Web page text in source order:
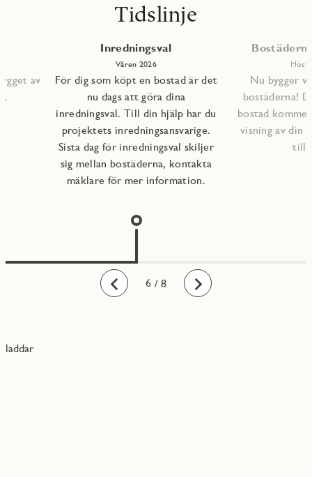
Tidslinje
Bakåt
av
Inredningsval
Våren 2026
För dig som köpt en bostad är det
nu dags att göra dina
inredningsval. Till din hjälp har du
projektets inredningsansvarige.
Sista dag för inredningsval skiljer
sig mellan bostäderna, kontakta
mäklare för mer information.
Nu bygger
bostäderna!
bostad
visning av din
Framåt
1
2
3
4
5
6
7
8 / 8
laddar